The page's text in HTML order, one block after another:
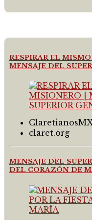
RESPIRAR EL
MENSAJE DEL
claret.org
MENSAJE DEL
DEL CORAZÓN DE